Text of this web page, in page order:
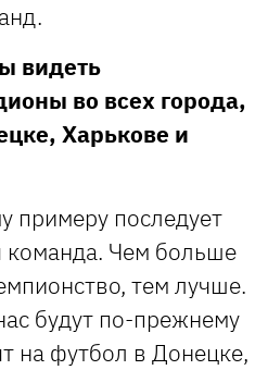
видеть
во всех города,
Харькове и
примеру последует
команда. Чем больше
тем лучше.
будут по-прежнему
на футбол в Донецке,